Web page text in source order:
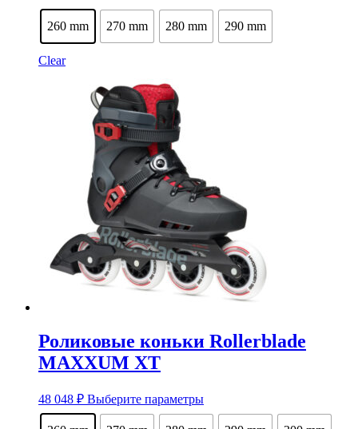
можно
выбрать
260 mm 270 mm 280 mm 290 mm
Clear
Роликовые коньки Rollerblade
MAXXUM XT
48 048 ₽ Выберите параметрыЭтот
имеет